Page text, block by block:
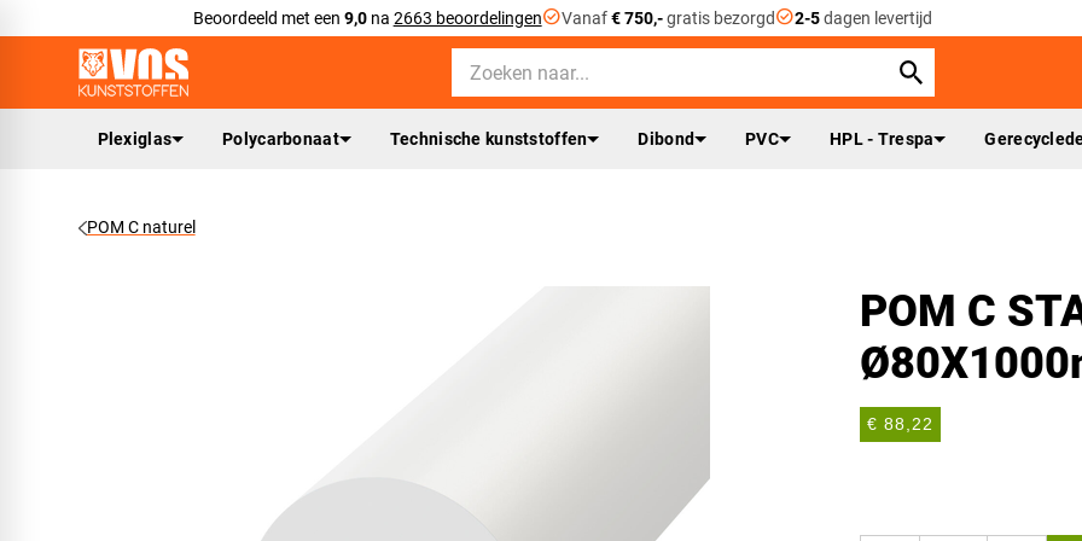
Beoordeeld met een 9,0na 2663 beoordelingencheck_circleVanaf€ 750,-gratis bezorgdcheck_circle2-5dagen levertijd
Plexiglas Polycarbonaat Technische kunststoffen Dibond PVC HPL - Trespa
POM C naturel
POM C
€ 88,22